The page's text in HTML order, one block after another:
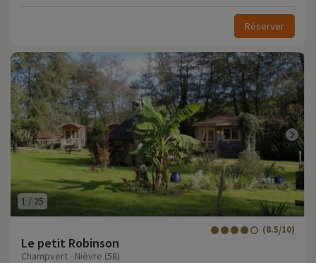
Réserver
1 / 25
Le petit Robinson
(8.5/10)
Champvert - Nièvre (58)